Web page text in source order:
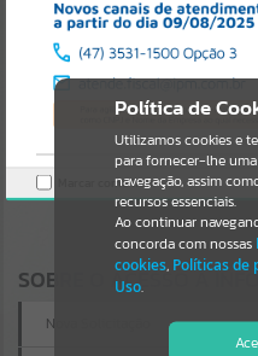
Resultados para""
Portais
Por
NOTÍCIAS
Por
SOBRE O ACESSO À
Nova Solicitação
Política de
Utilizamos cookies e
para fornecer-lhe
navegação, assim
recursos essenciais.
Ao continuar
concorda com nossas
cookies, Políticas de
Uso.
Marcar como lido.
https://
informacao/static/bundle/
Verificar Mais Detalhes